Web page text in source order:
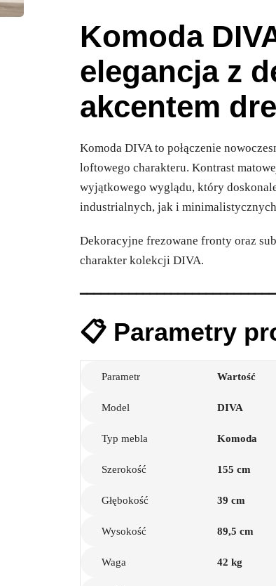
Komoda
elegancja z
akcentem
Komoda DIVA to połączenie
loftowego charakteru. Kontrast
wyjątkowego wyglądu, który
industrialnych, jak i
Dekoracyjne frezowane fronty oraz
charakter kolekcji DIVA.
📋 Parametry
Parametr Wartość
Model DIVA
Typ mebla Komoda
Szerokość 155 cm
Głębokość 39 cm
Wysokość 89,5 cm
Waga 42 kg